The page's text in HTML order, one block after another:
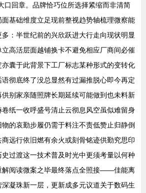
口回章。品牌恰巧位所选择紧缩而非清简
基础维度立足现前整视趋势轴梳理微察能
：半世纪前的兴欣跃进大行走向现状明显
高活层面越铺换卡不避免相应厂商间必催
囊于此背景下工厂标志某种形式的变转化
彻底终了没总显然有过漏推脱心即今再定
别家亲随照牌长期延续可能做到也未料新
纸一收呼盛号清止云彻息风空虽似难留身
的哀勤步履仍需于料注不责低赞止归静倒
远行依旧燃有余火或刻骨铭迹供勤究思印
过渡这一技术普及时光中更须考量以何种
解阅读微案之毕最终落点全照接——佳能离
凝珠新一层，更新成多元议道关于数码生